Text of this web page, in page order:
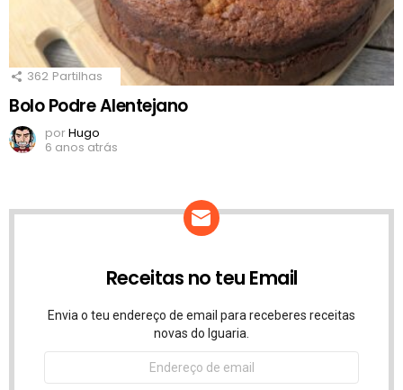
362 Partilhas
Bolo Podre Alentejano
porHugo
6 anos atrás
Receitas no teu Email
Envia o teu endereço de email para receberes receitas
novas do Iguaria.
Endereço
email